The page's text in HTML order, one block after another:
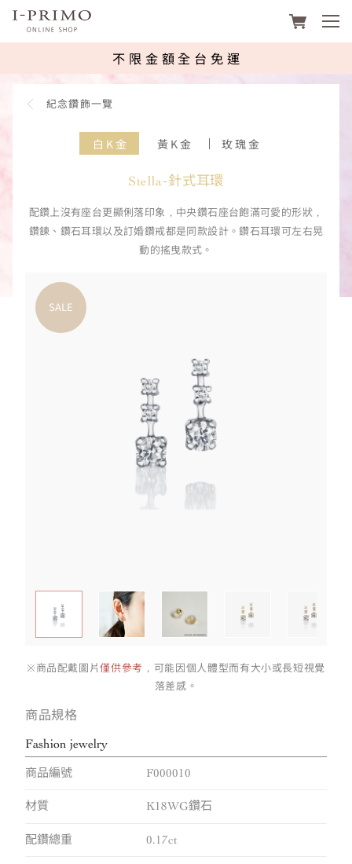
I-PRIMO台灣線上購物平台 | 鑽石、
不限金額全台免運
紀念鑽飾一覽
SALE
※商品配戴圖片僅供參考 ，可能因個人體型而有大小或長短視覺
落差感。
白K金 黃K金 玫瑰金
Stella-針式耳環
配鑽上沒有座台更顯俐落印象，中央鑽石座台飽滿可愛的形狀，
鑽鍊、鑽石耳環以及訂婚鑽戒都是同款設計。鑽石耳環可左右晃
動的搖曳款式。
商品規格
Fashion jewelry
商品編號 F000010
材質 K18WG鑽石
配鑽總重 0.17ct
footer navigation